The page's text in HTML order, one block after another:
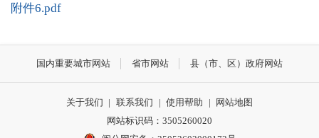
附件6.pdf
国内重要城市网站 省市网站 县（市、区）政府网站
关于我们 | 联系我们 | 使用帮助 |
网站地图
网站标识码：3505260020